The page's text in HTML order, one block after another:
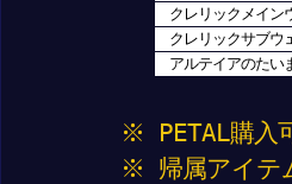
クレリックメイン
クレリックサブウ
アルテイアのたい
※ PETAL購入
※ 帰属アイテ